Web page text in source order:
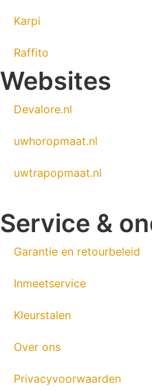
Karpi
Raffito
Websites
Devalore.nl
uwhoropmaat.nl
uwtrapopmaat.nl
Service &
Garantie en retourbeleid
Inmeetservice
Kleurstalen
Over ons
Privacyvoorwaarden